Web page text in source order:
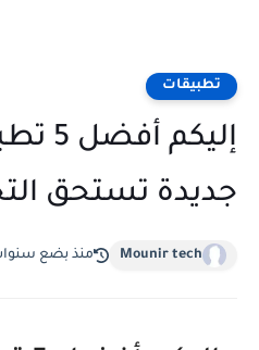
تطبيقات
جديدة تستحق
Mounir tech منذ بضع